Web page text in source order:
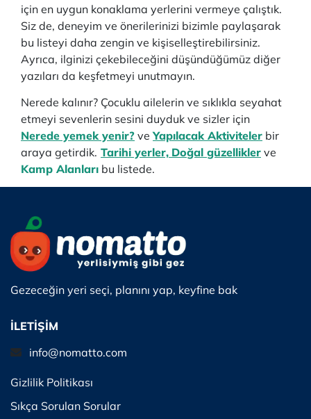
için en uygun konaklama yerlerini vermeye çalıştık.
Siz de, deneyim ve önerilerinizi bizimle paylaşarak
bu listeyi daha zengin ve kişiselleştirebilirsiniz.
Ayrıca, ilginizi çekebileceğini düşündüğümüz diğer
yazıları da keşfetmeyi unutmayın.
Nerede kalınır? Çocuklu ailelerin ve sıklıkla seyahat
etmeyi sevenlerin sesini duyduk ve sizler için
Nerede yemek yenir? veYapılacak Aktiviteler bir
araya getirdik. Tarihi yerler, Doğal güzellikler ve
Kamp Alanları bu listede.
Gezeceğin yeri seçi, planını yap, keyfine bak
İLETİŞİM
info@nomatto.com
Gizlilik Politikası
Sıkça Sorulan Sorular